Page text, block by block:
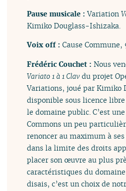
Pause musicale :Variation
Kimiko Douglass-Ishizaka.
Voix off :Cause Commune,
Frédéric Couchet :Nous
Variato 1 à 1 Clav du projet
Variations, joué par Kimiko
disponible sous licence
le domaine public. C’est
Commons un peu
renoncer au maximum à
dans la limite des droits
placer son œuvre au plus
caractéristiques du
disais, c’est un choix de